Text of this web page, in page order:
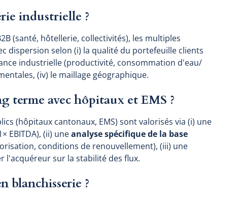
industrielle ?
(santé, hôtellerie, collectivités), les multiples
dispersion selon (i) la qualité du portefeuille clients
industrielle (productivité, consommation d'eau/
(iv) le maillage géographique.
terme avec hôpitaux et EMS ?
(hôpitaux cantonaux, EMS) sont valorisés via (i) une
EBITDA), (ii) uneanalyse spécifique de la base
conditions de renouvellement), (iii) une
l'acquéreur sur la stabilité des flux.
blanchisserie ?